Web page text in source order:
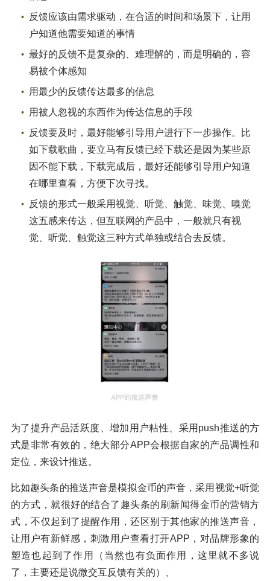
反馈应该由需求驱动，在合适的时间和场景下，让用
户知道他需要知道的事情
最好的反馈不是复杂的、难理解的，而是明确的，容
易被个体感知
用最少的反馈传达最多的信息
用被人忽视的东西作为传达信息的手段
反馈要及时，最好能够引导用户进行下一步操作。比
如下载歌曲，要立马有反馈已经下载还是因为某些原
因不能下载，下载完成后，最好还能够引导用户知道
在哪里查看，方便下次寻找。
反馈的形式一般采用视觉、听觉、触觉、味觉、嗅觉
这五感来传达，但互联网的产品中，一般就只有视
觉、听觉、触觉这三种方式单独或结合去反馈。
为了提升产品活跃度、增加用户粘性、采用push推送的方
式是非常有效的，绝大部分APP会根据自家的产品调性和
定位，来设计推送。
比如趣头条的推送声音是模拟金币的声音，采用视觉+听觉
的方式，就很好的结合了趣头条的刷新闻得金币的营销方
式，不仅起到了提醒作用，还区别于其他家的推送声音，
让用户有新鲜感，刺激用户查看打开APP，对品牌形象的
塑造也起到了作用（当然也有负面作用，这里就不多说
了，主要还是说微交互反馈有关的）、